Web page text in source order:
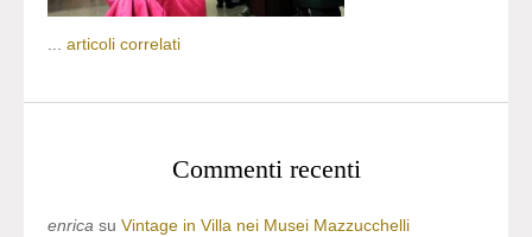
articoli correlati
Commenti recenti
enrica su Vintage in Villa nei Musei Mazzucchelli